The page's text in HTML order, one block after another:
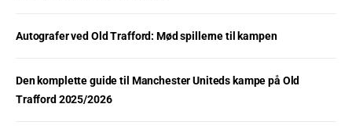
Autografer ved Old Trafford: Mød spillerne til kampen
Den komplette guide til Manchester Uniteds kampe på Old
Trafford 2025/2026